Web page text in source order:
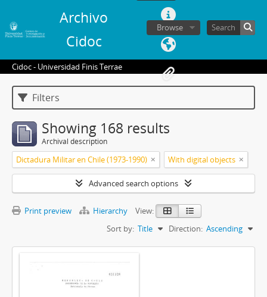
Archivo
Cidoc
Browse
Cidoc - Universidad Finis Terrae
Filters
Showing 168 results
Archival description
Dictadura Militar en Chile (1973-1990) With digital objects
Advanced search options
Print preview Hierarchy
View:
Sort by: Title Direction: Ascending